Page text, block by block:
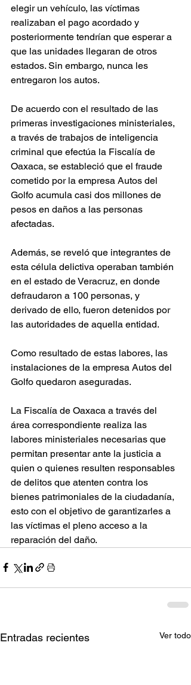
elegir un vehículo, las víctimas
realizaban el pago acordado y
posteriormente tendrían que esperar a
que las unidades llegaran de otros
estados. Sin embargo, nunca les
entregaron los autos.
De acuerdo con el resultado de las
primeras investigaciones ministeriales,
a través de trabajos de inteligencia
criminal que efectúa la Fiscalía de
Oaxaca, se estableció que el fraude
cometido por la empresa Autos del
Golfo acumula casi dos millones de
pesos en daños a las personas
afectadas.
Además, se reveló que integrantes de
esta célula delictiva operaban también
en el estado de Veracruz, en donde
defraudaron a 100 personas, y
derivado de ello, fueron detenidos por
las autoridades de aquella entidad.
Como resultado de estas labores, las
instalaciones de la empresa Autos del
Golfo quedaron aseguradas.
La Fiscalía de Oaxaca a través del
área correspondiente realiza las
labores ministeriales necesarias que
permitan presentar ante la justicia a
quien o quienes resulten responsables
de delitos que atenten contra los
bienes patrimoniales de la ciudadanía,
esto con el objetivo de garantizarles a
las víctimas el pleno acceso a la
reparación del daño.
Entradas recientes Ver todo